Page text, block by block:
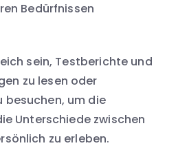
Bedürfnissen
sein, Testberichte und
zu lesen oder
besuchen, um die
Unterschiede zwischen
zu erleben.